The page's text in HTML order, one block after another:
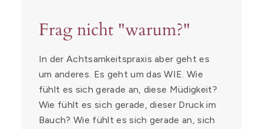
Frag nicht "warum?"
In der Achtsamkeitspraxis aber geht es
um anderes. Es geht um das WIE. Wie
fühlt es sich gerade an, diese Müdigkeit?
Wie fühlt es sich gerade, dieser Druck im
Bauch? Wie fühlt es sich gerade an, sich